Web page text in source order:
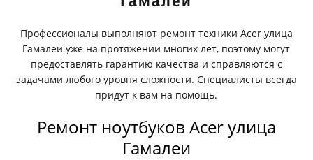
Профессионалы выполняют ремонт техники Acer улица
Гамалеи уже на протяжении многих лет, поэтому могут
предоставлять гарантию качества и справляются с
задачами любого уровня сложности. Специалисты всегда
придут к вам на помощь.
Ремонт ноутбуков Acer улица
Гамалеи